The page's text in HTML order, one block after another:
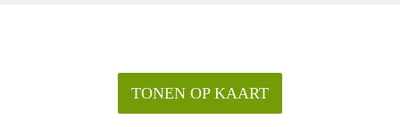
TONEN OP KAART